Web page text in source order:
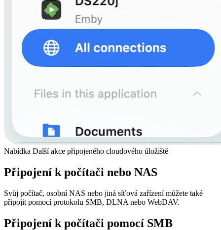
Nabídka Další akce připojeného cloudového úložiště
Připojení k počítači nebo NAS
Svůj počítač, osobní NAS nebo jiná síťová zařízení můžete také
připojit pomocí protokolu SMB, DLNA nebo WebDAV.
Připojení k počítači pomocí SMB